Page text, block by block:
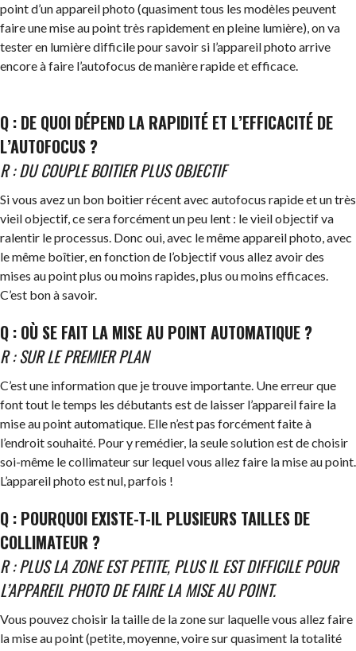
point d’un appareil photo (quasiment tous les modèles peuvent
faire une mise au point très rapidement en pleine lumière), on va
tester en lumière difficile pour savoir si l’appareil photo arrive
encore à faire l’autofocus de manière rapide et efficace.
Q : DE QUOI DÉPEND LA RAPIDITÉ ET L’EFFICACITÉ DE
L’AUTOFOCUS ?
R : DU COUPLE BOITIER PLUS OBJECTIF
Si vous avez un bon boitier récent avec autofocus rapide et un très
vieil objectif, ce sera forcément un peu lent : le vieil objectif va
ralentir le processus. Donc oui, avec le même appareil photo, avec
le même boîtier, en fonction de l’objectif vous allez avoir des
mises au point plus ou moins rapides, plus ou moins efficaces.
C’est bon à savoir.
Q : OÙ SE FAIT LA MISE AU POINT AUTOMATIQUE ?
R : SUR LE PREMIER PLAN
C’est une information que je trouve importante. Une erreur que
font tout le temps les débutants est de laisser l’appareil faire la
mise au point automatique. Elle n’est pas forcément faite à
l’endroit souhaité. Pour y remédier, la seule solution est de choisir
soi-même le collimateur sur lequel vous allez faire la mise au point.
L’appareil photo est nul, parfois !
Q : POURQUOI EXISTE-T-IL PLUSIEURS TAILLES DE
COLLIMATEUR ?
R : PLUS LA ZONE EST PETITE, PLUS IL EST DIFFICILE POUR
L’APPAREIL PHOTO DE FAIRE LA MISE AU POINT.
Vous pouvez choisir la taille de la zone sur laquelle vous allez faire
la mise au point (petite, moyenne, voire sur quasiment la totalité